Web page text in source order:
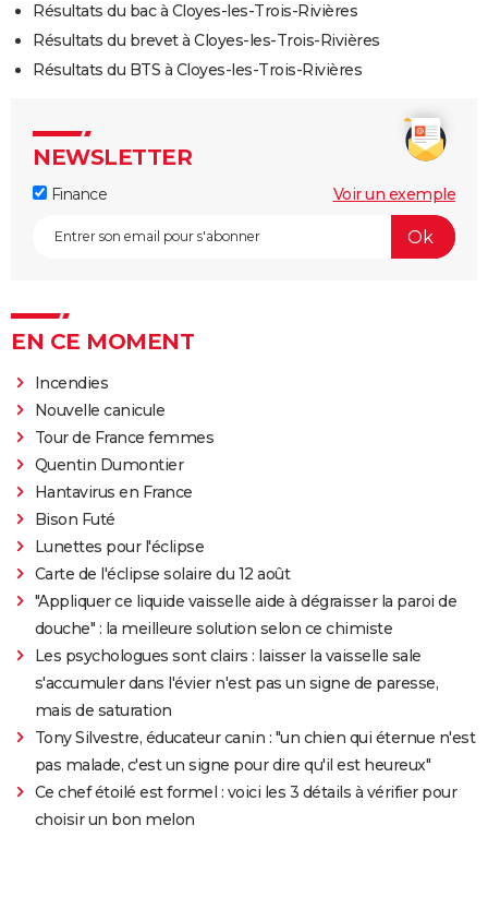
Résultats du bac à Cloyes-les-Trois-Rivières
Résultats du brevet à Cloyes-les-Trois-Rivières
Résultats du BTS à Cloyes-les-Trois-Rivières
NEWSLETTER
Finance Voir un exemple
EN CE MOMENT
Incendies
Nouvelle canicule
Tour de France femmes
Quentin Dumontier
Hantavirus en France
Bison Futé
Lunettes pour l'éclipse
Carte de l'éclipse solaire du 12 août
"Appliquer ce liquide vaisselle aide à dégraisser la paroi de
douche" : la meilleure solution selon ce chimiste
Les psychologues sont clairs : laisser la vaisselle sale
s'accumuler dans l'évier n'est pas un signe de paresse,
mais de saturation
Tony Silvestre, éducateur canin : "un chien qui éternue n'est
pas malade, c'est un signe pour dire qu'il est heureux"
Ce chef étoilé est formel : voici les 3 détails à vérifier pour
choisir un bon melon